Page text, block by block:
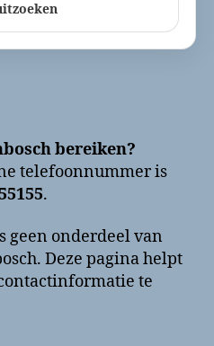
bereiken?
telefoonnummer is
.
onderdeel van
Deze pagina helpt
te